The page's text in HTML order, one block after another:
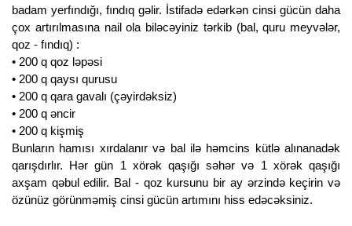
badam yerfındığı, fındıq gəlir. İstifadə edərkən cinsi gücün daha
çox artırılmasına nail ola biləcəyiniz tərkib (bal, quru meyvələr,
qoz - fındıq) :
• 200 q qoz ləpəsi
• 200 q qaysı qurusu
• 200 q qara gavalı (çəyirdəksiz)
• 200 q əncir
• 200 q kişmiş
Bunların hamısı xırdalanır və bal ilə həmcins kütlə alınanadək
qarışdırlır. Hər gün 1 xörək qaşığı səhər və 1 xörək qaşığı
axşam qəbul edilir. Bal - qoz kursunu bir ay ərzində keçirin və
özünüz görünməmiş cinsi gücün artımını hiss edəcəksiniz.